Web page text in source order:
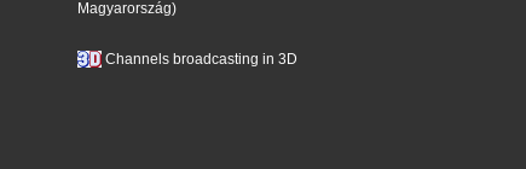
Magyarország)
Channels broadcasting in 3D